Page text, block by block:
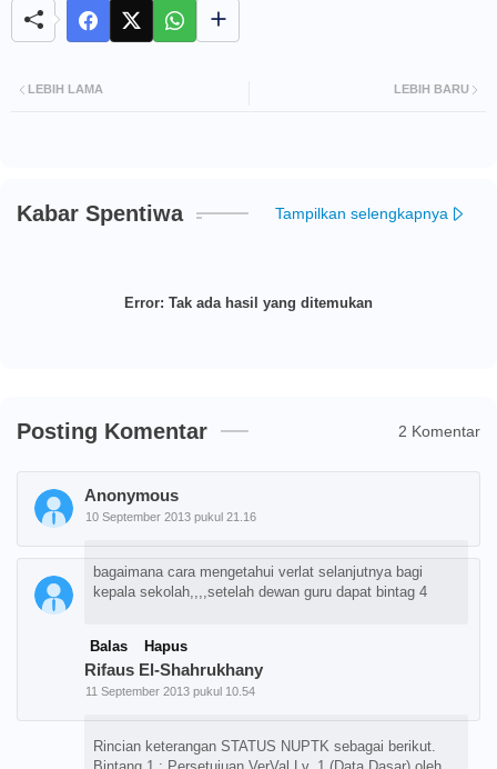
LEBIH BARU
LEBIH LAMA
Kabar Spentiwa Tampilkan selengkapnya
Error: Tak ada hasil yang ditemukan
Posting Komentar 2 Komentar
Anonymous
10 September 2013 pukul 21.16
bagaimana cara mengetahui verlat selanjutnya bagi
kepala sekolah,,,,setelah dewan guru dapat bintag 4
Balas Hapus
Rifaus El-Shahrukhany
11 September 2013 pukul 10.54
Rincian keterangan STATUS NUPTK sebagai berikut.